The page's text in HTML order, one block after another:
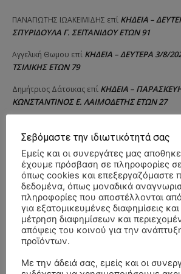
ΠΑΝΑΓΙΩΤΗΣ IΩΑΚΕΙΜΙΔΗΣ επί ΚΗΔΕΙΑ –
ΣΠΥΡΙΔΟΥΛΑ Γ. ΣΕΪΤΑΝΙΔΟΥ ΕΤΩΝ 91
Αγγελική Θωμου επί ΚΗΔΕΙΑ – ΔΕΥΤΕΡΑ 3/8/
ΤΣΙΛΙΚΗΣ ΕΤΩΝ 79
Δημήτριος Δάτσικας επί ΚΗΔΕΙΑ –
ΚΩΝΣΤΑΝΤΙΝΟΣ Ε. ΛΑΙΜΟΔΕΤΗΣ ΕΤΩΝ 27
ΛΑΙΜΟΔΕΤΗΣ ΕΤΩΝ 27
Raniad4επίΚΗΔΕΙΑ – ΠΑΡΑΣΚΕΥΗ 31/7/2026
ΛΑΙΜΟΔΕΤΗΣ ΕΤΩΝ 27
Σιούτης ΓιώργοςεπίΚΗΔΕΙΑ – ΤΡΙΤΗ 28/7/
ΕΥΘΥΜΙΟΥ ΕΤΩΝ 63
Γκομπλια Φωτεινή επίΚΗΔΕΙΑ – ΔΕΥΤΕΡΑ 27/
ΚΑΡΑΔΗΜΟΣ ΕΤΩΝ 81
Ελένη ΜανιαεπίΚΗΔΕΙΑ – ΚΥΡΙΑΚΗ 26/7/2026
Σεβόμαστε την ιδιωτικότητά σας
Εμείς και οι συνεργάτες μας
έχουμε πρόσβαση σε πληροφορίες
όπως cookies και επεξεργαζόμαστε
δεδομένα, όπως μοναδικά
πληροφορίες που αποστέλλονται
για εξατομικευμένες διαφημίσεις
μέτρηση διαφημίσεων και
απόψεις του κοινού για την
προϊόντων.
Με την άδειά σας, εμείς και οι